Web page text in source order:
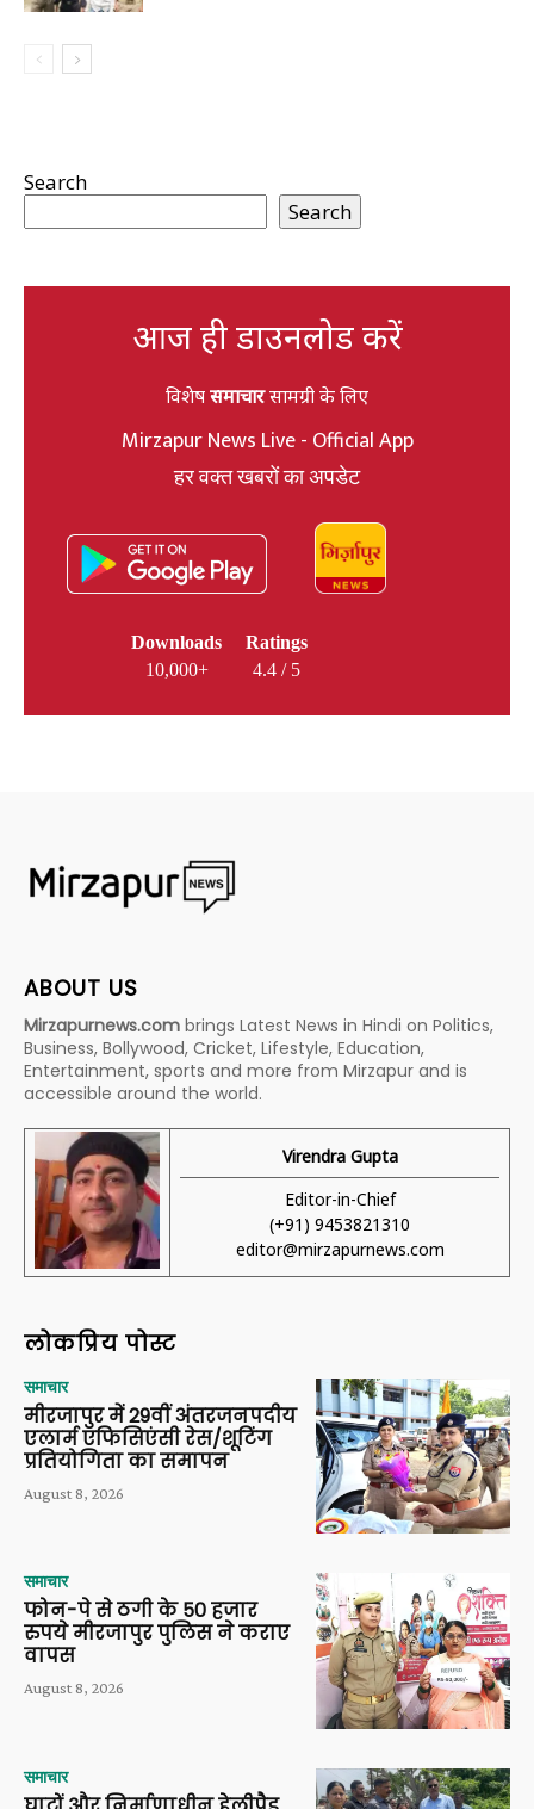
Search
Search
आज ही डाउनलोड करें
विशेषसमाचारसामग्री के लिए
Mirzapur News Live - Official App
हर वक्त खबरों का अपडेट
Downloads
10,000+
Ratings
4.4 / 5
ABOUT US
Mirzapurnews.com brings Latest News in Hindi on Politics,
Business, Bollywood, Cricket, Lifestyle, Education,
Entertainment, sports and more from Mirzapur and is
accessible around the world.
Virendra Gupta
Editor-in-Chief
(+91) 9453821310
editor@mirzapurnews.com
लोकप्रिय पोस्ट
समाचार
मीरजापुर में 29वीं अंतरजनपदीय
एलार्म एफिसिएंसी रेस/शूटिंग
प्रतियोगिता का समापन
August 8, 2026
समाचार
फोन-पे से ठगी के 50 हजार
रुपये मीरजापुर पुलिस ने कराए
वापस
August 8, 2026
समाचार